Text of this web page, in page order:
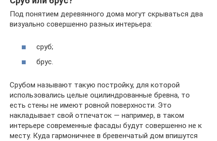
Под понятием деревянного дома могут скрываться два
визуально совершенно разных интерьера:
сруб;
брус.
Срубом называют такую постройку, для которой
использовались целые оцилиндрованные бревна, то
есть стены не имеют ровной поверхности. Это
накладывает свой отпечаток — например, в таком
интерьере современные фасады будут совершенно не к
месту. Куда гармоничнее в бревенчатый дом впишутся